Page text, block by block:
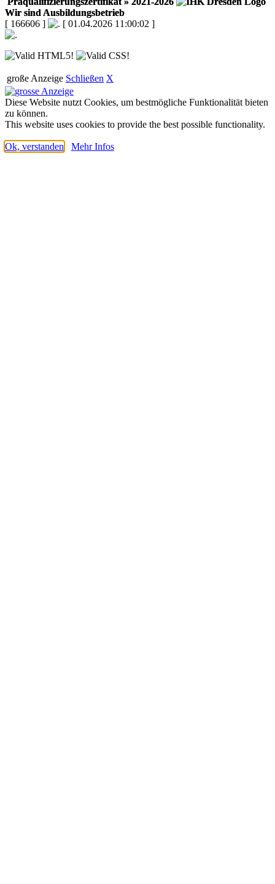
Wir sind Ausbildungsbetrieb
[ 166606 ]
[ 01.04.2026 11:00:02 ]
große Anzeige Schließen X
Diese Website nutzt Cookies, um bestmögliche Funktionalität bieten
zu können.
This website uses cookies to provide the best possible functionality.
Ok, verstanden Mehr Infos